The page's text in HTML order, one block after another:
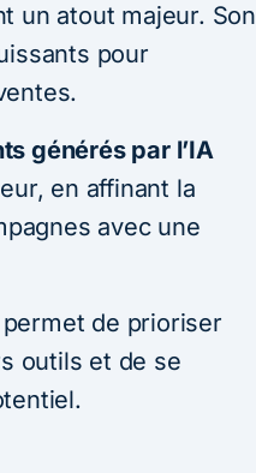
un atout majeur. Son
pour
générés par l’IA
en affinant la
avec une
permet de prioriser
outils et de se